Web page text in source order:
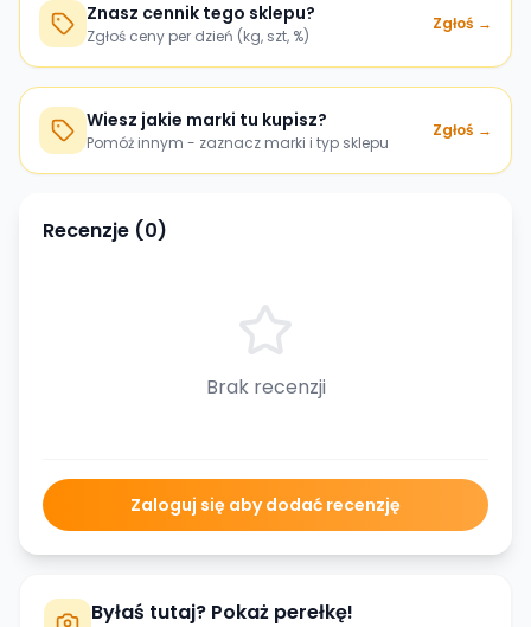
Znasz cennik tego sklepu?
Zgłoś ceny per dzień (kg, szt, %)
Zgłoś →
Wiesz jakie marki tu kupisz?
Pomóż innym - zaznacz marki i typ sklepu
Zgłoś →
Recenzje (0)
Brak recenzji
Zaloguj się aby dodać recenzję
Byłaś tutaj? Pokaż perełkę!